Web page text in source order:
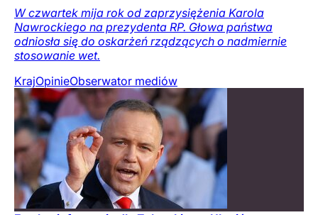
W czwartek mija rok od zaprzysiężenia Karola
Nawrockiego na prezydenta RP. Głowa państwa
odniosła się do oskarżeń rządzących o nadmiernie
stosowanie wet.
KrajOpinieObserwator mediów